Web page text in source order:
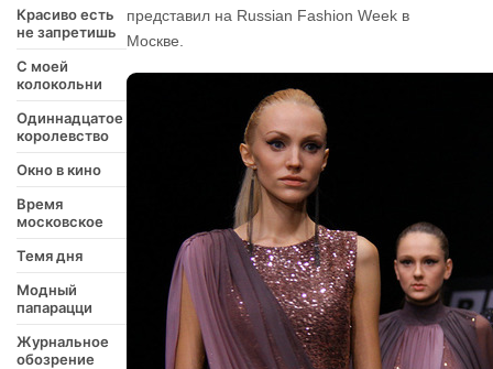
Красиво есть
не запретишь
С моей
колокольни
Одиннадцатое
королевство
Окно в кино
Время
московское
Темя дня
Модный
папарацци
Журнальное
обозрение
представил на Russian Fashion Week в
Москве.